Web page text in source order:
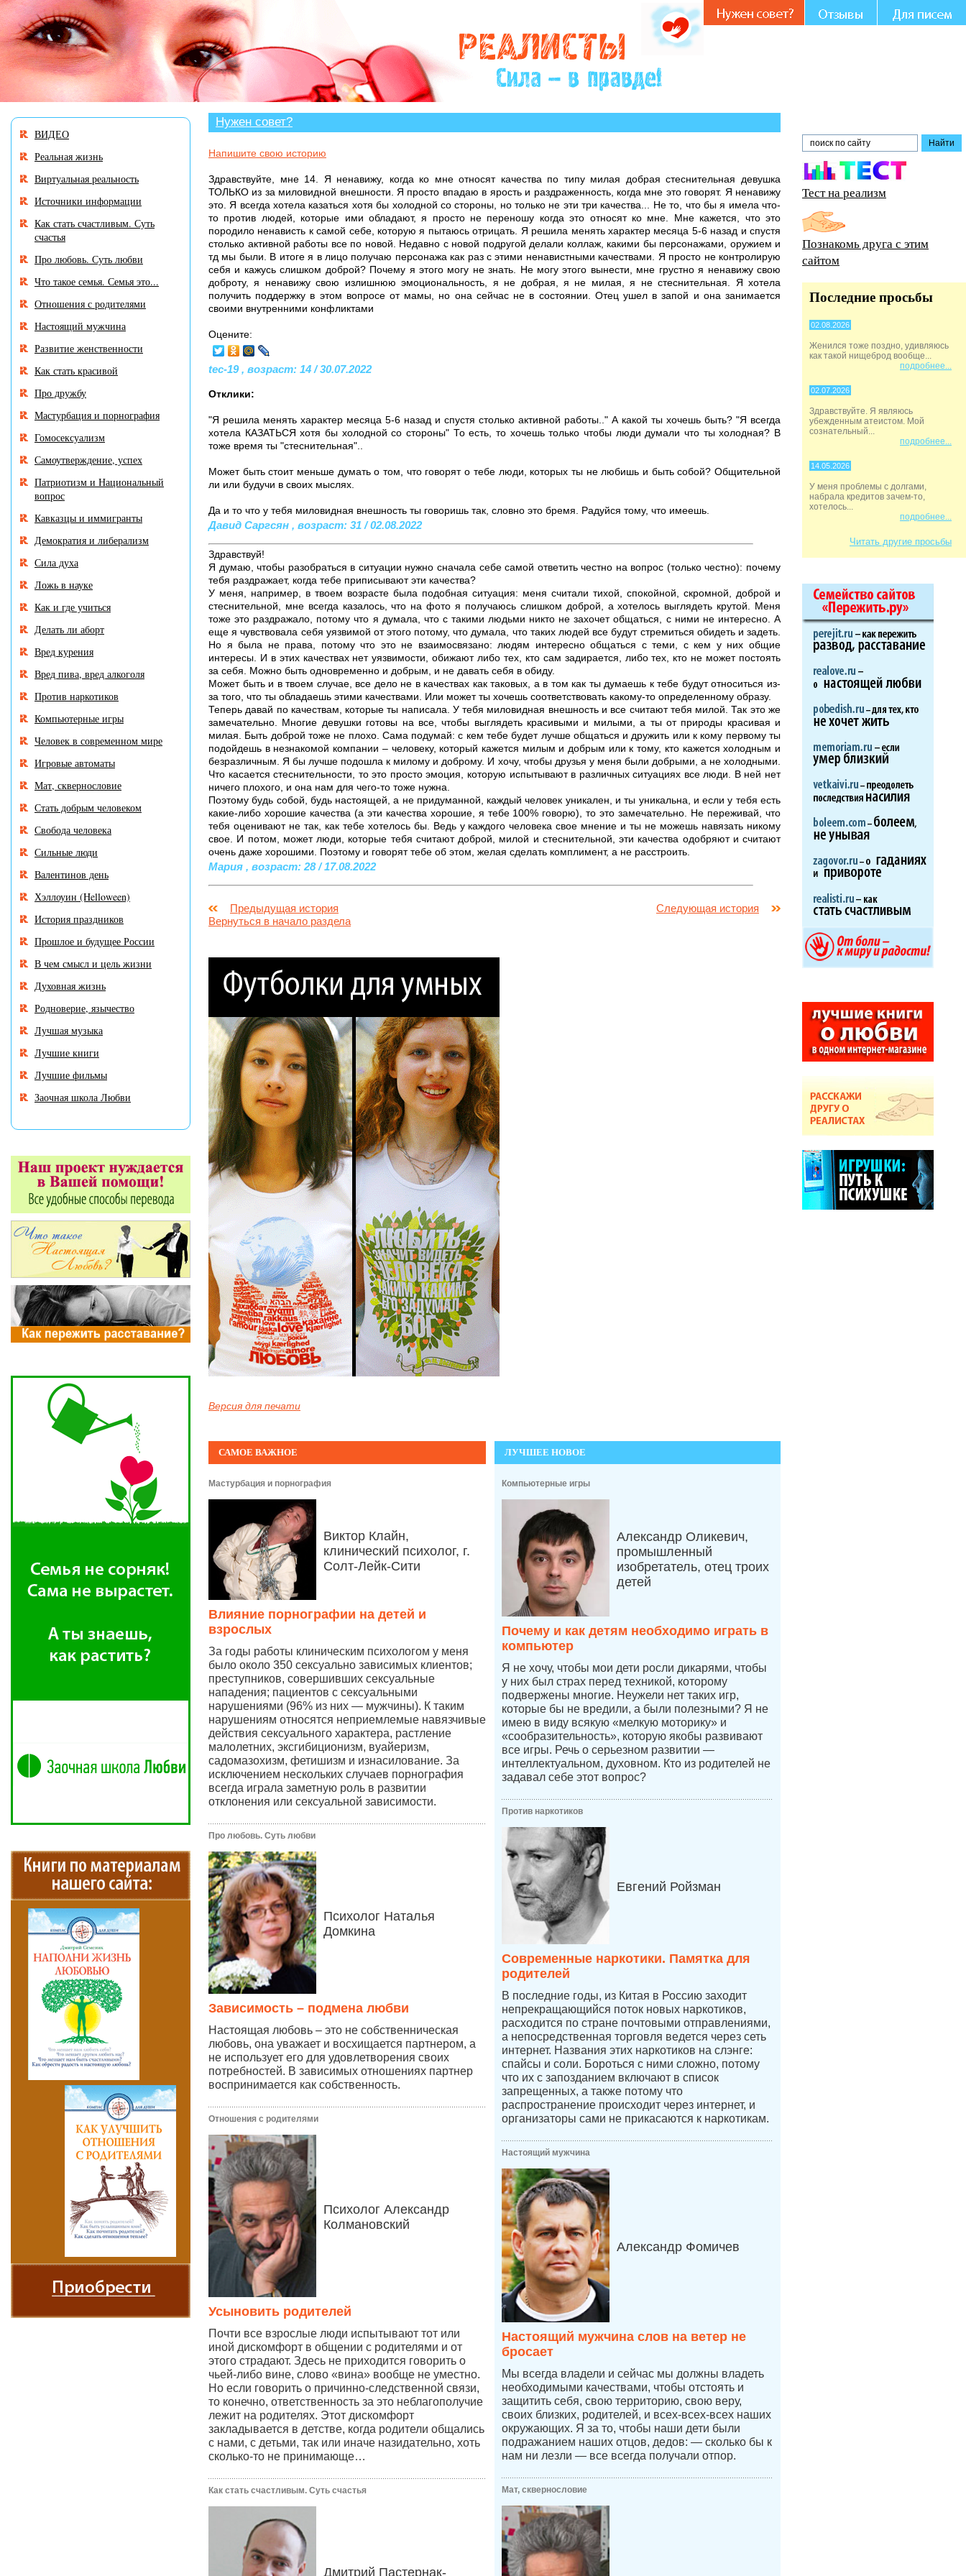
В разделе «Нужен совет?» много историй, авторы которых остро нуждаются в Вашем участии и совете.
Нужен совет?
Напишите свою историю
Здравствуйте, мне 14. Я ненавижу, когда ко мне относят качества по типу милая добрая стеснительная девушка
ТОЛЬКО из за миловидной внешности. Я просто впадаю в ярость и раздраженность, когда мне это говорят. Я ненавижу
это. Я всегда хотела казаться хотя бы холодной со стороны, но только не эти три качества... Не то, что бы я имела что-
то против людей, которые ими обладают, я просто не переношу когда это относят ко мне. Мне кажется, что это
породило ненависть к самой себе, которую я пытаюсь отрицать. Я решила менять характер месяца 5-6 назад и спустя
столько активной работы все по новой. Недавно с новой подругой делали коллаж, какими бы персонажами, оружием и
тд мы были. В итоге я в лицо получаю персонажа как раз с этими ненавистными качествами. Я просто не контролирую
себя и кажусь слишком доброй? Почему я этого могу не знать. Не могу этого вынести, мне грустно я ненавижу свою
доброту, я ненавижу свою излишнюю эмоциональность, я не добрая, я не милая, я не стеснительная. Я хотела
получить поддержку в этом вопросе от мамы, но она сейчас не в состоянии. Отец ушел в запой и она занимается
своими внутренними конфликтами
Оцените:
tec-19 , возраст: 14 / 30.07.2022
Отклики:
"Я решила менять характер месяца 5-6 назад и спустя столько активной работы.." А какой ты хочешь быть? "Я всегда
хотела КАЗАТЬСЯ хотя бы холодной со стороны" То есть, то хочешь только чтобы люди думали что ты холодная? В
тоже время ты "стеснительная"..
Может быть стоит меньше думать о том, что говорят о тебе люди, которых ты не любишь и быть собой? Общительной
ли или будучи в своих мыслях.
Да и то что у тебя миловидная внешность ты говоришь так, словно это бремя. Радуйся тому, что имеешь.
Давид Саргсян , возраст: 31 / 02.08.2022
Здравствуй!
Я думаю, чтобы разобраться в ситуации нужно сначала себе самой ответить честно на вопрос (только честно): почему
тебя раздражает, когда тебе приписывают эти качества?
У меня, например, в твоем возрасте была подобная ситуация: меня считали тихой, спокойной, скромной, доброй и
стеснительной, мне всегда казалось, что на фото я получаюсь слишком доброй, а хотелось выглядеть крутой. Меня
тоже это раздражало, потому что я думала, что с такими людьми никто не захочет общаться, с ними не интересно. А
еще я чувствовала себя уязвимой от этого потому, что думала, что таких людей все будут стремиться обидеть и задеть.
Но я была не права, потому что это не взаимосвязано: людям интересно общаться с теми, с кем у них общие
интересы. И в этих качествах нет уязвимости, обижают либо тех, кто сам задирается, либо тех, кто не может постоять
за себя. Можно быть одновременно и добрым, и не давать себя в обиду.
Может быть и в твоем случае, все дело не в качествах как таковых, а в том как ты думаешь к тебе будут относиться из-
за того, что ты обладаешь этими качествами. Или может ты хочешь соответствовать какому-то определенному образу.
Теперь давай по качествам, которые ты написала. У тебя миловидная внешность и все считают тебя милой. Так это же
замечательно. Многие девушки готовы на все, чтобы выглядеть красивыми и милыми, а ты от природы красивая и
милая. Быть доброй тоже не плохо. Сама подумай: с кем тебе будет лучше общаться и дружить или к кому первому ты
подойдешь в незнакомой компании – человеку, который кажется милым и добрым или к тому, кто кажется холодным и
безразличным. Я бы лучше подошла к милому и доброму. И хочу, чтобы друзья у меня были добрыми, а не холодными.
Что касается стеснительности, то это просто эмоция, которую испытывают в различных ситуациях все люди. В ней нет
ничего плохого, и она нам для чего-то тоже нужна.
Поэтому будь собой, будь настоящей, а не придуманной, каждый человек уникален, и ты уникальна, и если у тебя есть
какие-либо хорошие качества (а эти качества хорошие, я тебе 100% говорю), то это замечательно. Не переживай, что
тебя оценивают не так, как тебе хотелось бы. Ведь у каждого человека свое мнение и ты не можешь навязать никому
свое. И потом, может люди, которые тебя считают доброй, милой и стеснительной, эти качества одобряют и считают
очень даже хорошими. Поэтому и говорят тебе об этом, желая сделать комплимент, а не расстроить.
Мария , возраст: 28 / 17.08.2022
Предыдущая история
Следующая история
Вернуться в начало раздела
Версия для печати
САМОЕ ВАЖНОЕ
Мастурбация и порнография
Виктор Клайн,
клинический психолог, г.
Солт-Лейк-Сити
Влияние порнографии на детей и
взрослых
За годы работы клиническим психологом у меня
было около 350 сексуально зависимых клиентов;
преступников, совершивших сексуальные
нападения; пациентов с сексуальными
нарушениями (96% из них — мужчины). К таким
нарушениям относятся неприемлемые навязчивые
действия сексуального характера, растление
малолетних, эксгибиционизм, вуайеризм,
садомазохизм, фетишизм и изнасилование. За
исключением нескольких случаев порнография
всегда играла заметную роль в развитии
отклонения или сексуальной зависимости.
Про любовь. Суть любви
Психолог Наталья
Домкина
Зависимость – подмена любви
Настоящая любовь – это не собственническая
любовь, она уважает и восхищается партнером, а
не использует его для удовлетворения своих
потребностей. В зависимых отношениях партнер
воспринимается как собственность.
Отношения с родителями
Психолог Александр
Колмановский
Усыновить родителей
Почти все взрослые люди испытывают тот или
иной дискомфорт в общении с родителями и от
этого страдают. Здесь не приходится говорить о
чьей-либо вине, слово «вина» вообще не уместно.
Но если говорить о причинно-следственной связи,
то конечно, ответственность за это неблагополучие
лежит на родителях. Этот дискомфорт
закладывается в детстве, когда родители общались
с нами, с детьми, так или иначе назидательно, хоть
сколько-то не принимающе…
Как стать счастливым. Суть счастья
Дмитрий Пастернак-
ЛУЧШЕЕ НОВОЕ
Компьютерные игры
Александр Оликевич,
промышленный
изобретатель, отец троих
детей
Почему и как детям необходимо играть в
компьютер
Я не хочу, чтобы мои дети росли дикарями, чтобы
у них был страх перед техникой, которому
подвержены многие. Неужели нет таких игр,
которые бы не вредили, а были полезными? Я не
имею в виду всякую «мелкую моторику» и
«сообразительность», которую якобы развивают
все игры. Речь о серьезном развитии —
интеллектуальном, духовном. Кто из родителей не
задавал себе этот вопрос?
Против наркотиков
Евгений Ройзман
Современные наркотики. Памятка для
родителей
В последние годы, из Китая в Россию заходит
непрекращающийся поток новых наркотиков,
расходится по стране почтовыми отправлениями,
а непосредственная торговля ведется через сеть
интернет. Названия этих наркотиков на слэнге:
спайсы и соли. Бороться с ними сложно, потому
что их с запозданием включают в список
запрещенных, а также потому что
распространение происходит через интернет, и
организаторы сами не прикасаются к наркотикам.
Настоящий мужчина
Александр Фомичев
Настоящий мужчина слов на ветер не
бросает
Мы всегда владели и сейчас мы должны владеть
необходимыми качествами, чтобы отстоять и
защитить себя, свою территорию, свою веру,
своих близких, родителей, и всех-всех-всех наших
окружающих. Я за то, чтобы наши дети были
подражанием наших отцов, дедов: — сколько бы к
нам ни лезли — все всегда получали отпор.
Мат, сквернословие
ВИДЕО
Реальная жизнь
Виртуальная реальность
Источники информации
Как стать счастливым. Суть
счастья
Про любовь. Суть любви
Что такое семья. Семья это...
Отношения с родителями
Настоящий мужчина
Развитие женственности
Как стать красивой
Про дружбу
Мастурбация и порнография
Гомосексуализм
Самоутверждение, успех
Патриотизм и Национальный
вопрос
Кавказцы и иммигранты
Демократия и либерализм
Сила духа
Ложь в науке
Как и где учиться
Делать ли аборт
Вред курения
Вред пива, вред алкоголя
Против наркотиков
Компьютерные игры
Человек в современном мире
Игровые автоматы
Мат, сквернословие
Стать добрым человеком
Свобода человека
Сильные люди
Валентинов день
Хэллоуин (Helloween)
История праздников
Прошлое и будущее России
В чем смысл и цель жизни
Духовная жизнь
Родноверие, язычество
Лучшая музыка
Лучшие книги
Лучшие фильмы
Заочная школа Любви
Тест на реализм
Познакомь друга с этим
сайтом
Последние просьбы
02.08.2026
Женился тоже поздно, удивляюсь
как такой нищеброд вообще...
подробнее...
02.07.2026
Здравствуйте. Я являюсь
убежденным атеистом. Мой
сознательный...
подробнее...
14.05.2026
У меня проблемы с долгами,
набрала кредитов зачем-то,
хотелось...
подробнее...
Читать другие просьбы